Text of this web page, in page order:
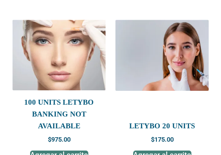
100 UNITS LETYBO
BANKING NOT
AVAILABLE
$975.00
LETYBO 20 UNITS
$175.00